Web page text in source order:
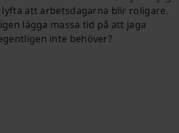
lyfta att arbetsdagarna blir roligare.
lägga massa tid på att jaga
inte behöver?